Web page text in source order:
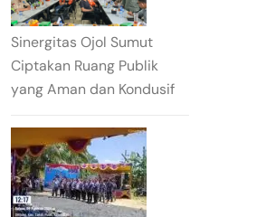
Sinergitas Ojol Sumut
Ciptakan Ruang Publik
yang Aman dan Kondusif